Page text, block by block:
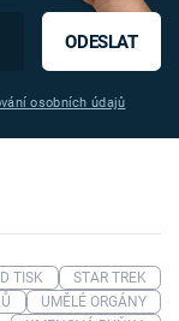
ODESLAT
osobních údajů
TISK
STAR TREK
UMĚLÉ ORGÁNY